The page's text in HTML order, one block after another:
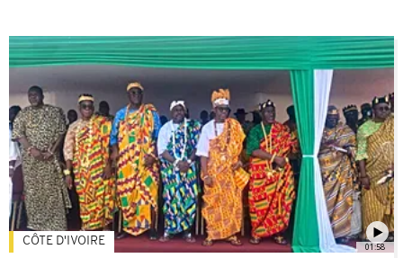
01:58
CÔTE D'IVOIRE